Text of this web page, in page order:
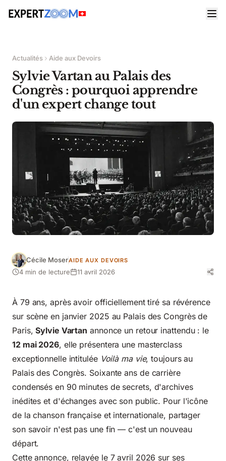
Actualités Aide aux Devoirs
Sylvie Vartan au Palais des
Congrès : pourquoi apprendre
d'un expert change tout
Cécile MoserAIDE AUX DEVOIRS
4 min de lecture 11 avril 2026
À 79 ans, après avoir officiellement tiré sa révérence
sur scène en janvier 2025 au Palais des Congrès de
Paris,Sylvie Vartan annonce un retour inattendu : le
12 mai 2026, elle présentera une masterclass
exceptionnelle intitulée Voilà ma vie, toujours au
Palais des Congrès. Soixante ans de carrière
condensés en 90 minutes de secrets, d'archives
inédites et d'échanges avec son public. Pour l'icône
de la chanson française et internationale, partager
son savoir n'est pas une fin — c'est un nouveau
départ.
Cette annonce, relayée le 7 avril 2026 sur ses